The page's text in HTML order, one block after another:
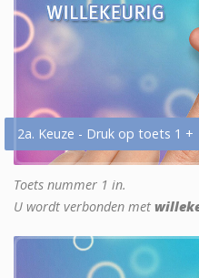
2a. Keuze - Druk op toets 1 +
Toets nummer 1 in.
U wordt verbonden met